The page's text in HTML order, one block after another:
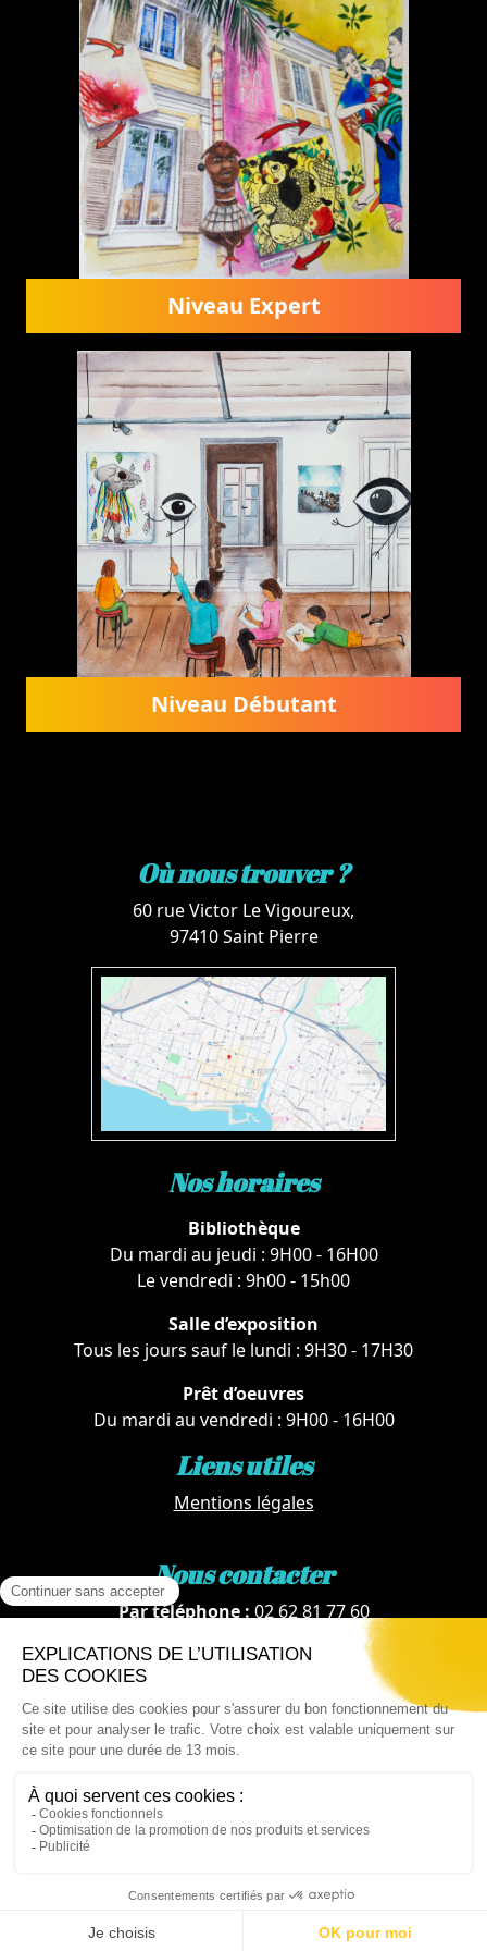
Niveau Expert
Niveau Débutant
Où nous trouver ?
60 rue Victor Le Vigoureux,
97410 Saint Pierre
Nos horaires
Bibliothèque
Du mardi au jeudi : 9H00 - 16H00
Le vendredi : 9h00 - 15h00
Salle d’exposition
Tous les jours sauf le lundi : 9H30 - 17H30
Prêt d’oeuvres
Du mardi au vendredi : 9H00 - 16H00
Liens utiles
Mentions légales
Nous contacter
Par téléphone : 02 62 81 77 60
Via email :artotheque@cg974.fr